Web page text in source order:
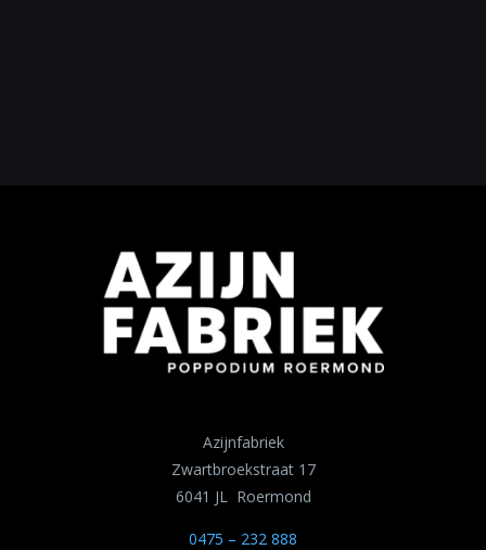
Azijnfabriek
Zwartbroekstraat 17
6041 JL Roermond
0475 – 232 888